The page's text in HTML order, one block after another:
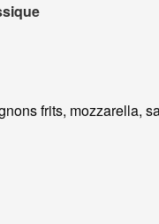
frits, mozzarella,